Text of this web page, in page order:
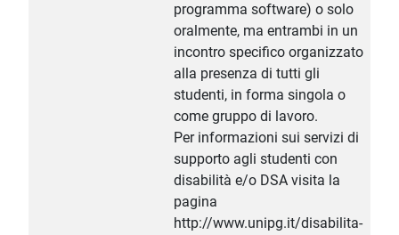
programma software) o solo
oralmente, ma entrambi in un
incontro specifico organizzato
alla presenza di tutti gli
studenti, in forma singola o
come gruppo di lavoro.
Per informazioni sui servizi di
supporto agli studenti con
disabilità e/o DSA visita la
pagina
http://www.unipg.it/disabilita-